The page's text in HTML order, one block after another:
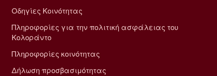
Οδηγίες Κοινότητας
Πληροφορίες για την πολιτική ασφάλειας του
Κολοράντο
Πληροφορίες κοινότητας
Δήλωση προσβασιμότητας